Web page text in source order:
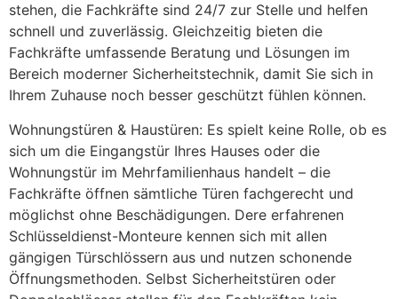
stehen, die Fachkräfte sind 24/7 zur Stelle und helfen
schnell und zuverlässig. Gleichzeitig bieten die
Fachkräfte umfassende Beratung und Lösungen im
Bereich moderner Sicherheitstechnik, damit Sie sich in
Ihrem Zuhause noch besser geschützt fühlen können.
Wohnungstüren & Haustüren: Es spielt keine Rolle, ob es
sich um die Eingangstür Ihres Hauses oder die
Wohnungstür im Mehrfamilienhaus handelt – die
Fachkräfte öffnen sämtliche Türen fachgerecht und
möglichst ohne Beschädigungen. Dere erfahrenen
Schlüsseldienst-Monteure kennen sich mit allen
gängigen Türschlössern aus und nutzen schonende
Öffnungsmethoden. Selbst Sicherheitstüren oder